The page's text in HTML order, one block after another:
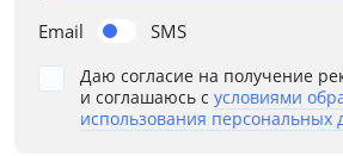
Email SMS
Даю согласие на получение
и соглашаюсь с условиями
использования персональных